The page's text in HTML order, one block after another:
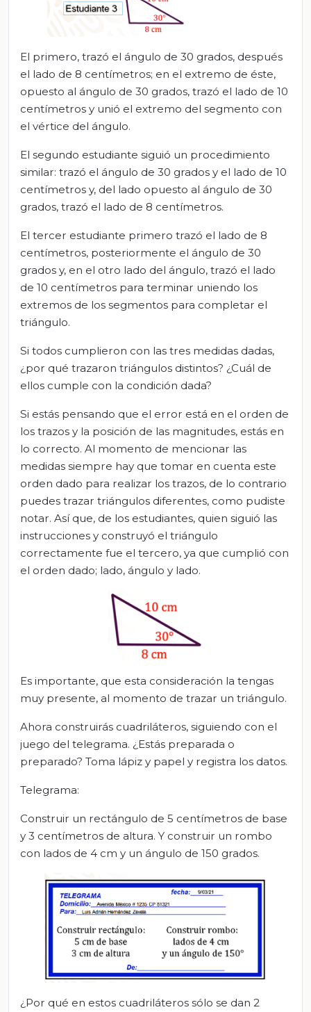
El primero, trazó el ángulo de 30 grados, después
el lado de 8 centímetros; en el extremo de éste,
opuesto al ángulo de 30 grados, trazó el lado de 10
centímetros y unió el extremo del segmento con
el vértice del ángulo.
El segundo estudiante siguió un procedimiento
similar: trazó el ángulo de 30 grados y el lado de 10
centímetros y, del lado opuesto al ángulo de 30
grados, trazó el lado de 8 centímetros.
El tercer estudiante primero trazó el lado de 8
centímetros, posteriormente el ángulo de 30
grados y, en el otro lado del ángulo, trazó el lado
de 10 centímetros para terminar uniendo los
extremos de los segmentos para completar el
triángulo.
Si todos cumplieron con las tres medidas dadas,
¿por qué trazaron triángulos distintos? ¿Cuál de
ellos cumple con la condición dada?
Si estás pensando que el error está en el orden de
los trazos y la posición de las magnitudes, estás en
lo correcto. Al momento de mencionar las
medidas siempre hay que tomar en cuenta este
orden dado para realizar los trazos, de lo contrario
puedes trazar triángulos diferentes, como pudiste
notar. Así que, de los estudiantes, quien siguió las
instrucciones y construyó el triángulo
correctamente fue el tercero, ya que cumplió con
el orden dado; lado, ángulo y lado.
Es importante, que esta consideración la tengas
muy presente, al momento de trazar un triángulo.
Ahora construirás cuadriláteros, siguiendo con el
juego del telegrama. ¿Estás preparada o
preparado? Toma lápiz y papel y registra los datos.
Telegrama:
Construir un rectángulo de 5 centímetros de base
y 3 centímetros de altura. Y construir un rombo
con lados de 4 cm y un ángulo de 150 grados.
¿Por qué en estos cuadriláteros sólo se dan 2